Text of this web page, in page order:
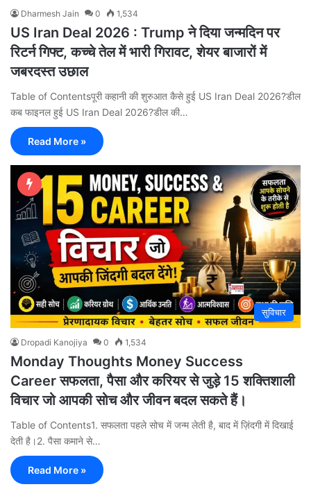
Dharmesh Jain 0 1,534
US Iran Deal 2026 : Trump ने दिया जन्मदिन पर
रिटर्न गिफ्ट, कच्चे तेल में भारी गिरावट, शेयर बाजारों में
जबरदस्त उछाल
Table of Contentsपूरी कहानी की शुरुआत कैसे हुई US Iran Deal 2026?डील
कब फाइनल हुई US Iran Deal 2026?डील की…
Read More »
सुविचार
Dropadi Kanojiya 0 1,534
Monday Thoughts Money Success
Career सफलता, पैसा और करियर से जुड़े 15 शक्तिशाली
विचार जो आपकी सोच और जीवन बदल सकते हैं।
Table of Contents1. सफलता पहले सोच में जन्म लेती है, बाद में ज़िंदगी में दिखाई
देती है।2. पैसा कमाने से…
Read More »